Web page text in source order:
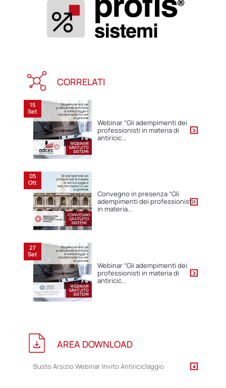
CORRELATI
15
Set
Webinar “Gli adempimenti dei
professionisti in materia di
antiricic...
05
Ott
Convegno in presenza “Gli
adempimenti dei professionisti
in materia...
27
Set
Webinar “Gli adempimenti dei
professionisti in materia di
antiricic...
AREA DOWNLOAD
Busto Arsizio Webinar Invito Antiriciclaggio